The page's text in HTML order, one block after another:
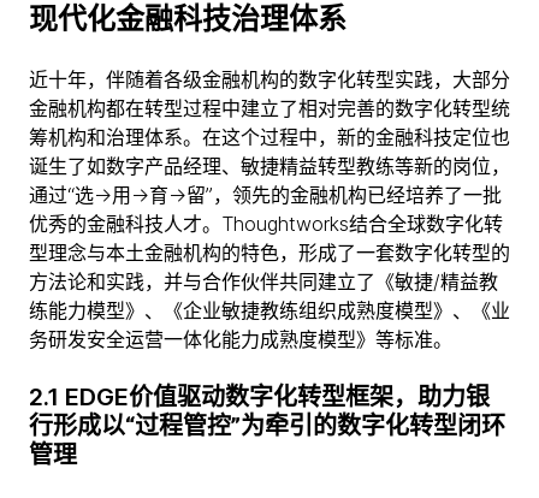
现代化金融科技治理体系
近十年，伴随着各级金融机构的数字化转型实践，大部分
金融机构都在转型过程中建立了相对完善的数字化转型统
筹机构和治理体系。在这个过程中，新的金融科技定位也
诞生了如数字产品经理、敏捷精益转型教练等新的岗位，
通过“选→用→育→留”，领先的金融机构已经培养了一批
优秀的金融科技人才。Thoughtworks结合全球数字化转
型理念与本土金融机构的特色，形成了一套数字化转型的
方法论和实践，并与合作伙伴共同建立了《敏捷/精益教
练能力模型》、《企业敏捷教练组织成熟度模型》、《业
务研发安全运营一体化能力成熟度模型》等标准。
2.1 EDGE价值驱动数字化转型框架，助力银
行形成以“过程管控”为牵引的数字化转型闭环
管理